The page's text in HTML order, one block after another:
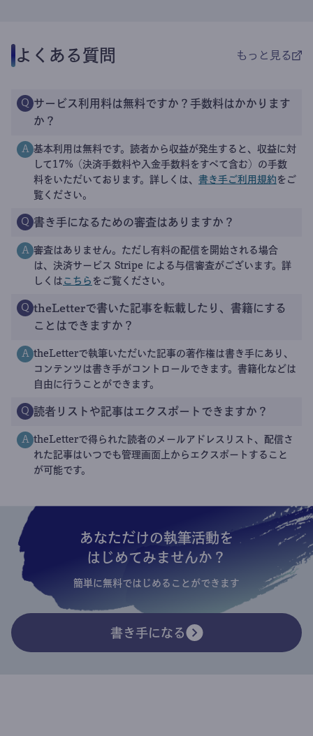
よくある質問 もっと見る
Q サービス利用料は無料ですか？手数料はかかります
か？
A 基本利用は無料です。読者から収益が発生すると、収益に対
して17%（決済手数料や入金手数料をすべて含む）の手数
料をいただいております。詳しくは、 書き手ご利用規約 をご
覧ください。
Q 書き手になるための審査はありますか？
A 審査はありません。ただし有料の配信を開始される場合
は、決済サービス Stripe による与信審査がございます。詳
しくは こちら をご覧ください。
Q theLetterで書いた記事を転載したり、書籍にする
ことはできますか？
A theLetterで執筆いただいた記事の著作権は書き手にあり、
コンテンツは書き手がコントロールできます。書籍化などは
自由に行うことができます。
Q 読者リストや記事はエクスポートできますか？
A theLetterで得られた読者のメールアドレスリスト、配信さ
れた記事はいつでも管理画面上からエクスポートすること
が可能です。
あなただけの執筆活動を
はじめてみませんか？
簡単に無料ではじめることができます
書き手になる